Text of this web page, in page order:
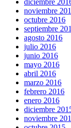
diciembre
noviembre
octubre 2016
septiembre
agosto 2016
julio 2016
junio 2016
mayo 2016
abril 2016
marzo 2016
febrero 2016
enero 2016
diciembre
noviembre